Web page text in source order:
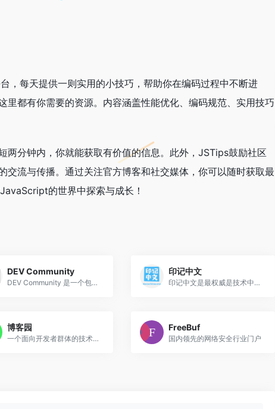
，每天提供一则实用的小技巧，帮助你在编码过程中不断进
里都有你需要的资源。内容涵盖性能优化、编码规范、实用技巧
两分钟内，你就能获取有价值的信息。此外，JSTips鼓励社区
交流与传播。通过关注官方博客和社交媒体，你可以随时获取最
的世界中探索与成长！
DEV Community
DEV Community 是一个包容且建设性的社交网络，专为软件开发者打造
印记中文
印记中文是最权威是技术中文文档社区
博客园
一个面向开发者群体的技术社区
FreeBuf
国内领先的网络安全行业门户